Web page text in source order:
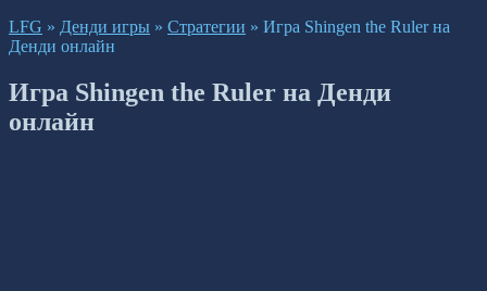
LFG » Денди игры » Стратегии » Игра Shingen the Ruler на
Денди онлайн
Игра Shingen the Ruler на Денди
онлайн